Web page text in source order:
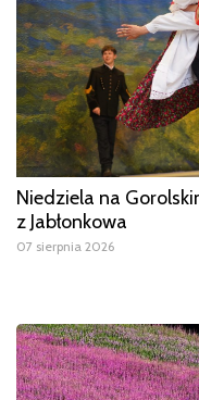
Niedziela na
z Jabłonkowa
07 sierpnia 2026